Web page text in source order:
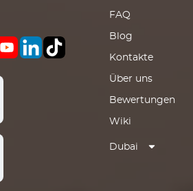
FAQ
Blog
Kontakte
Über uns
Bewertungen
Wiki
Dubai